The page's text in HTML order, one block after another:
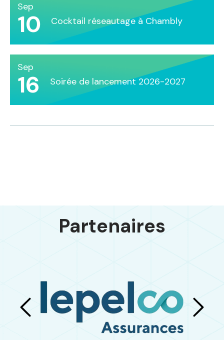
Sep
10 Cocktail réseautage à Chambly
Sep
16 Soirée de lancement 2026-2027
Partenaires